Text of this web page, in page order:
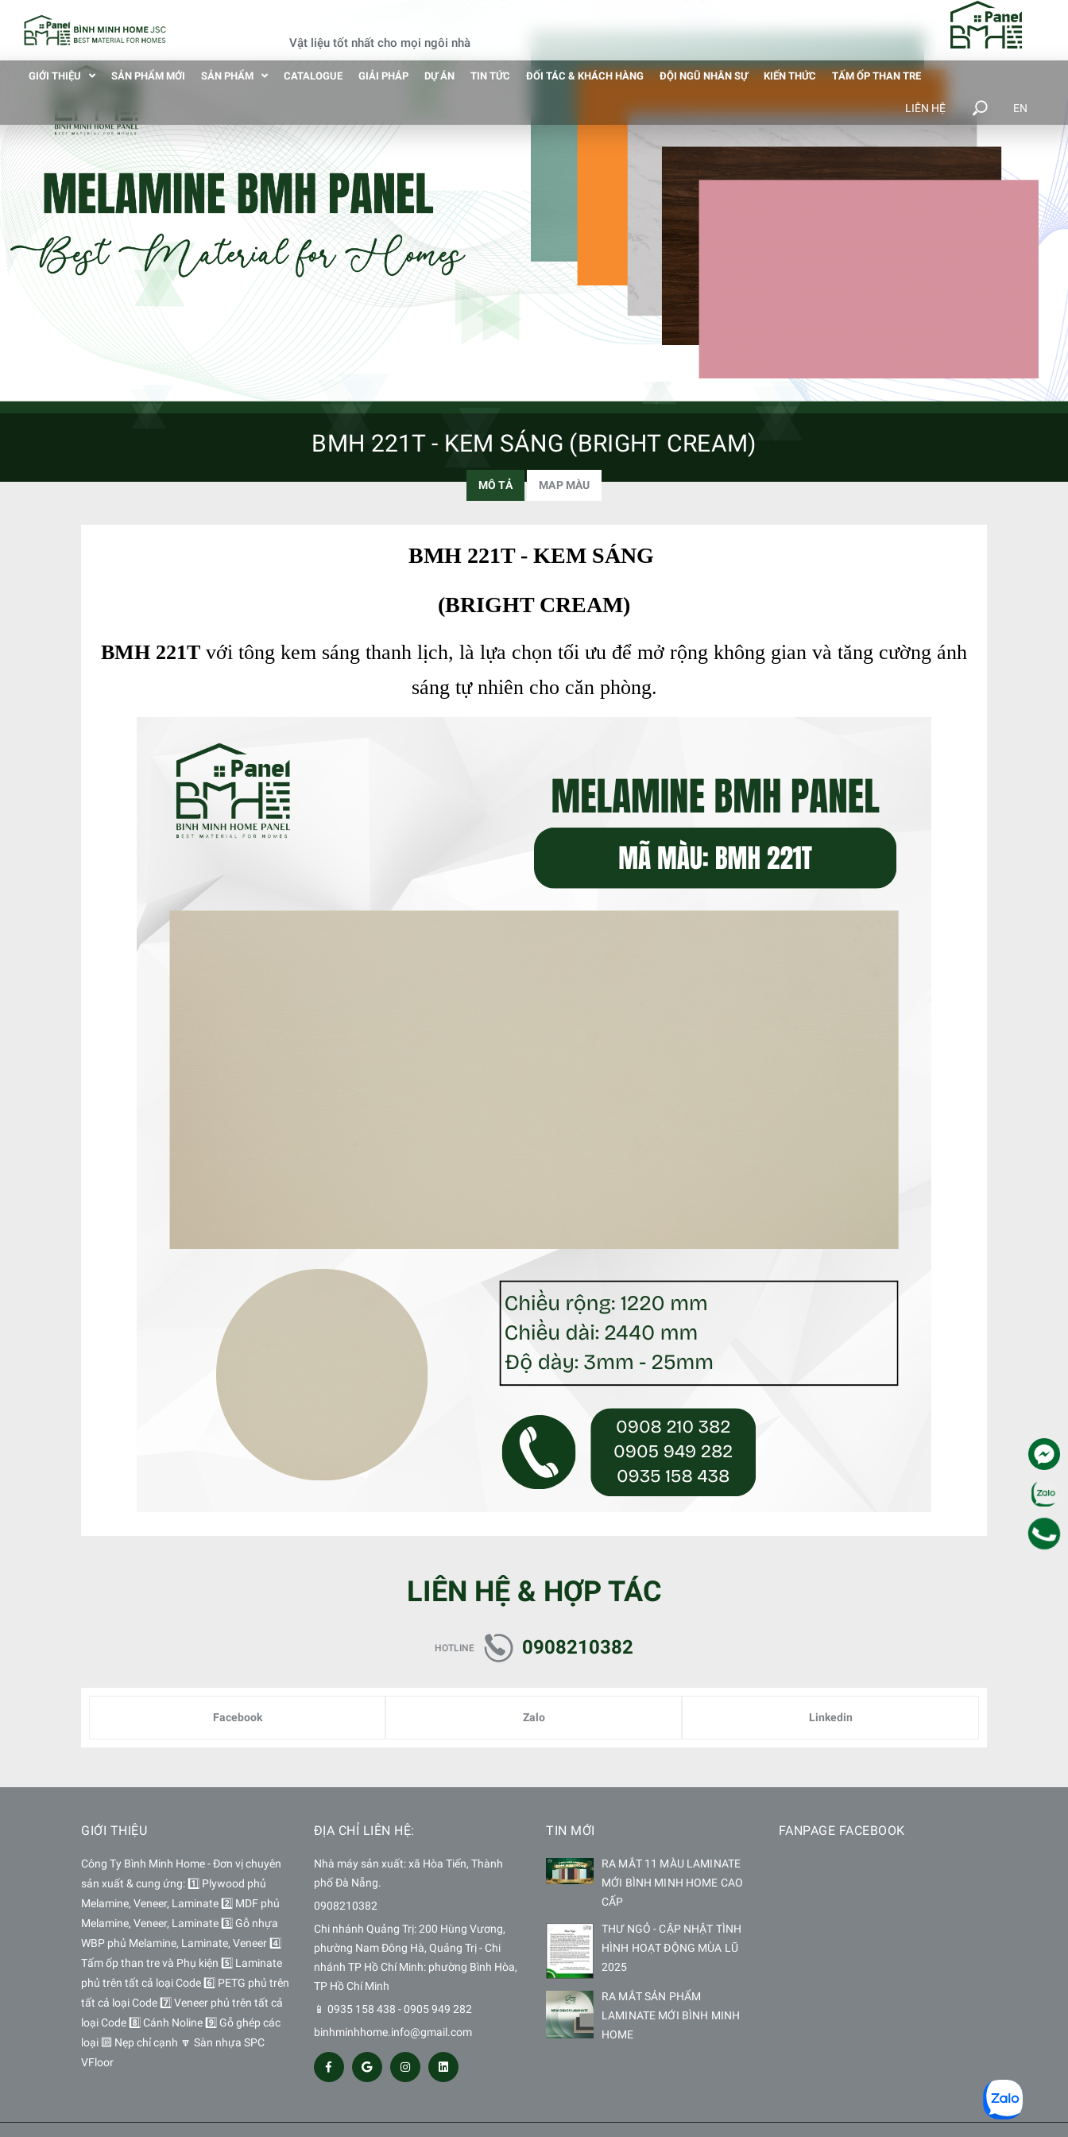
Vật liệu tốt nhất cho mọi ngôi nhà
GIỚI THIỆU SẢN PHẨM MỚI SẢN PHẨM CATALOGUE GIẢI PHÁP DỰ ÁN TIN TỨC ĐỐI TÁC & KHÁCH HÀNG ĐỘI NGŨ NHÂN SỰ KIẾN THỨC TẤM ỐP THAN TRE
LIÊN HỆ EN
BMH 221T - KEM SÁNG (BRIGHT CREAM)
MÔ TẢ MAP MÀU
BMH 221T - KEM SÁNG
(BRIGHT CREAM)
BMH 221T với tông kem sáng thanh lịch, là lựa chọn tối ưu để mở rộng không gian và tăng cường ánh
sáng tự nhiên cho căn phòng.
LIÊN HỆ & HỢP TÁC
HOTLINE 0908210382
Facebook Zalo Linkedin
GIỚI THIỆU
Công Ty Bình Minh Home - Đơn vị chuyên
sản xuất & cung ứng: 1️⃣ Plywood phủ
Melamine, Veneer, Laminate 2️⃣ MDF phủ
Melamine, Veneer, Laminate 3️⃣ Gỗ nhựa
WBP phủ Melamine, Laminate, Veneer 4️⃣
Tấm ốp than tre và Phụ kiện 5️⃣ Laminate
phủ trên tất cả loại Code 6️⃣ PETG phủ trên
tất cả loại Code 7️⃣ Veneer phủ trên tất cả
loại Code 8️⃣ Cánh Noline 9️⃣ Gỗ ghép các
loại 🔟 Nẹp chỉ cạnh 🔽 Sàn nhựa SPC
VFloor
ĐỊA CHỈ LIÊN HỆ:
Nhà máy sản xuất: xã Hòa Tiến, Thành
phố Đà Nẵng.
0908210382
Chi nhánh Quảng Trị: 200 Hùng Vương,
phường Nam Đông Hà, Quảng Trị - Chi
nhánh TP Hồ Chí Minh: phường Bình Hòa,
TP Hồ Chí Minh
📱 0935 158 438 - 0905 949 282
binhminhhome.info@gmail.com
TIN MỚI
RA MẮT 11 MÀU LAMINATE
MỚI BÌNH MINH HOME CAO
CẤP
THƯ NGỎ - CẬP NHẬT TÌNH
HÌNH HOẠT ĐỘNG MÙA LŨ
2025
RA MẮT SẢN PHẨM
LAMINATE MỚI BÌNH MINH
HOME
FANPAGE FACEBOOK